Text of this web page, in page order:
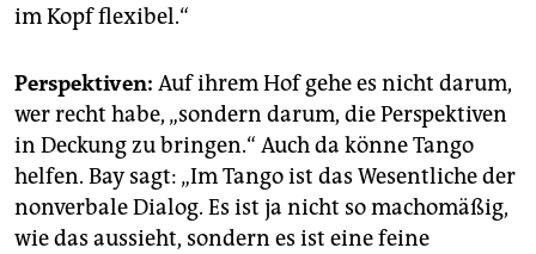
im Kopf flexibel.“
Perspektiven: Auf ihrem Hof gehe es nicht darum,
wer recht habe, „sondern darum, die Perspektiven
in Deckung zu bringen.“ Auch da könne Tango
helfen. Bay sagt: „Im Tango ist das Wesentliche der
nonverbale Dia­log. Es ist ja nicht so machomäßig,
wie das aussieht, sondern es ist eine feine